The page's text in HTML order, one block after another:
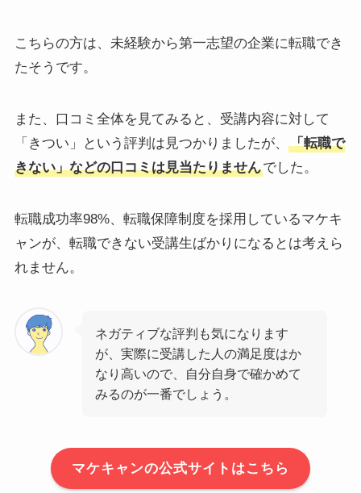
こちらの方は、未経験から第一志望の企業に転職でき
たそうです。
また、口コミ全体を見てみると、受講内容に対して
「きつい」という評判は見つかりましたが、
「転職で
きない」などの口コミは見当たりませんでした。
転職成功率98%、転職保障制度を採用しているマケキ
ャンが、転職できない受講生ばかりになるとは考えら
れません。
ネガティブな評判も気になります
が、実際に受講した人の満足度はか
なり高いので、自分自身で確かめて
みるのが一番でしょう。
マケキャンの公式サイトはこちら